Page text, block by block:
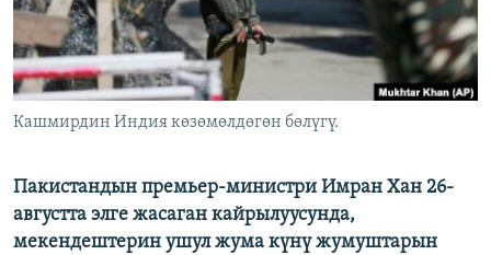
ЭЕ/АРнун бардык сайттары
Кашмирдин Индия көзөмөлдөгөн бөлүгү.
Пакистандын премьер-министри Имран Хан 26-
августта элге жасаган кайрылуусунда,
мекендештерин ушул жума күнү жумуштарын